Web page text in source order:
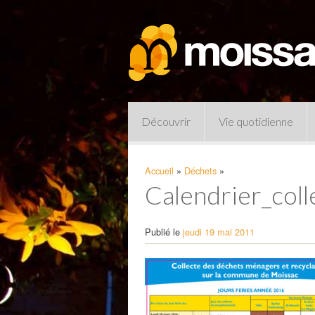
Découvrir Vie quotidienne
Pharmacies de garde
Accueil » Déchets »
Publié le jeudi 19 mai 2011